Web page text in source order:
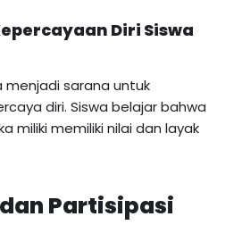
Diri Siswa
menjadi sarana untuk
diri. Siswa belajar bahwa
miliki memiliki nilai dan layak
Partisipasi